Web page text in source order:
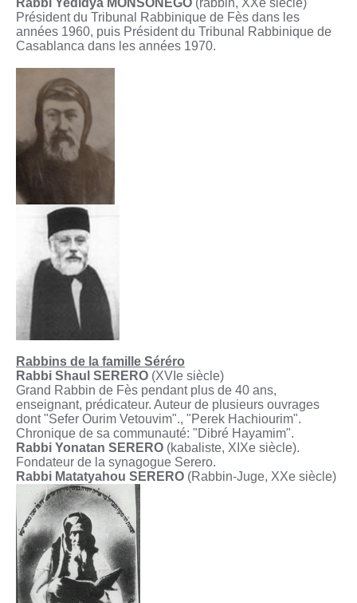
Rabbi Yedidya MONSONEGO (rabbin, XXe siècle)
Président du Tribunal Rabbinique de Fès dans les
années 1960, puis Président du Tribunal Rabbinique de
Casablanca dans les années 1970.
Rabbins de la famille Séréro
Rabbi Shaul SERERO (XVIe siècle)
Grand Rabbin de Fès pendant plus de 40 ans,
enseignant, prédicateur. Auteur de plusieurs ouvrages
dont "Sefer Ourim Vetouvim"., "Perek Hachiourim".
Chronique de sa communauté: "Dibré Hayamim".
Rabbi Yonatan SERERO (kabaliste, XIXe siècle).
Fondateur de la synagogue Serero.
Rabbi Matatyahou SERERO (Rabbin-Juge, XXe siècle)